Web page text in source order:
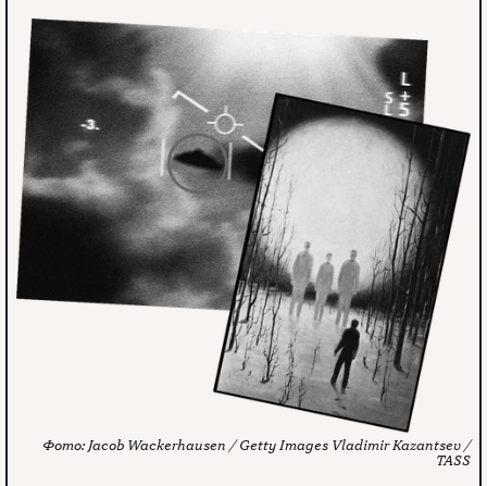
Jacob Wackerhausen / Getty Images Vladimir Kazantsev /
TASS